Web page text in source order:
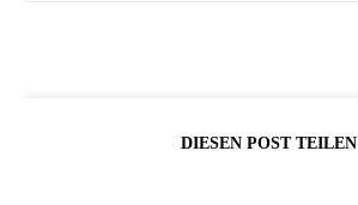
DIESEN POST TEILEN